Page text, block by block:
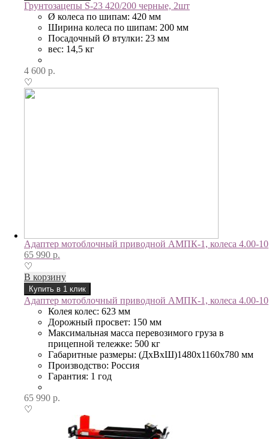
Грунтозацепы S-23 420/200 черные, 2шт
Ø колеса по шипам: 420 мм
Ширина колеса по шипам: 200 мм
Посадочный Ø втулки: 23 мм
вес: 14,5 кг
4 600 р.
♡
Адаптер мотоблочный приводной АМПК-1, колеса 4.00-10
65 990 р.
♡
В корзину
Купить в 1 клик
Адаптер мотоблочный приводной АМПК-1, колеса 4.00-10
Колея колес: 623 мм
Дорожный просвет: 150 мм
Максимальная масса перевозимого груза в
прицепной тележке: 500 кг
Габаритные размеры: (ДхВхШ)1480х1160х780 мм
Производство: Россия
Гарантия: 1 год
65 990 р.
♡